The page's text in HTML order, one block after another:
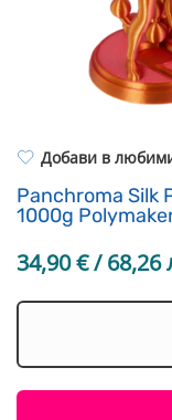
Други
Легло за 3D
FEP филми
Добави в
Panchroma Silk
1000g
34,90€/ 68,26